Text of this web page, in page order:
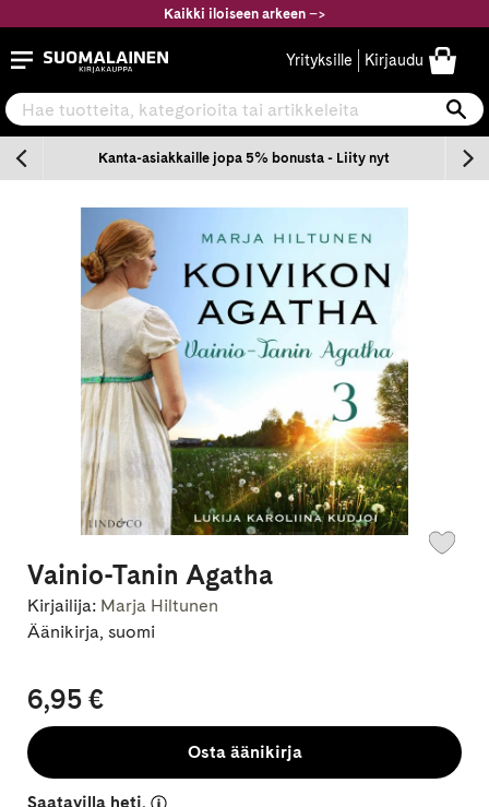
Kaikki iloiseen arkeen –>
Suomalainen.com
Hae tuotteita, kategorioita tai artikkeleita
Yrityksille Kirjaudu
Kanta-asiakkaille jopa 5% bonusta - Liity nyt
Vainio-Tanin Agatha
Kirjailija: Marja Hiltunen
Äänikirja, suomi
6,95 €
Osta äänikirja
Saatavilla heti.